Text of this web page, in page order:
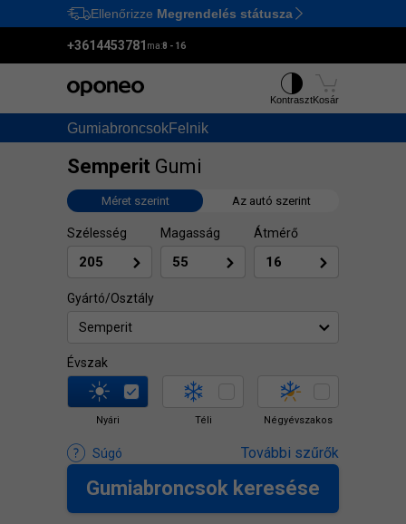
Ctrl M
Ellenőrizze Megrendelés státusza
+3614453781 ma:8 - 16
GumiabroncsokFelnik
KontrasztKosár
Semperit Gumi
Méret szerint Az autó szerint
Szélesség Magasság Átmérő
Gyártó/Osztály
Semperit
Évszak
Nyári Téli Négyévszakos
Súgó További szűrők
Gumiabroncsok keresése